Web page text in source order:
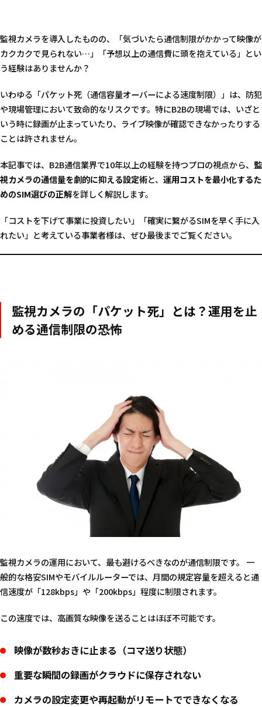
監視カメラを導入したものの、「気づいたら通信制限がかかって映像が
カクカクで見られない…」「予想以上の通信費に頭を抱えている」とい
う経験はありませんか？
いわゆる「パケット死（通信容量オーバーによる速度制限）」は、防犯
や現場管理において致命的なリスクです。特にB2Bの現場では、いざと
いう時に録画が止まっていたり、ライブ映像が確認できなかったりする
ことは許されません。
本記事では、B2B通信業界で10年以上の経験を持つプロの視点から、 監
視カメラの通信量を劇的に抑える設定術と、 運用コストを最小化するた
めのSIM選びの正解を詳しく解説します。
「コストを下げて事業に投資したい」「確実に繋がるSIMを早く手に入
れたい」と考えている事業者様は、ぜひ最後までご覧ください。
監視カメラの「パケット死」とは？運用を止
める通信制限の恐怖
監視カメラの運用において、最も避けるべきなのが通信制限です。 一
般的な格安SIMやモバイルルーターでは、月間の規定容量を超えると通
信速度が「128kbps」や「200kbps」程度に制限されます。
この速度では、高画質な映像を送ることはほぼ不可能です。
映像が数秒おきに止まる（コマ送り状態）
重要な瞬間の録画がクラウドに保存されない
カメラの設定変更や再起動がリモートでできなくなる